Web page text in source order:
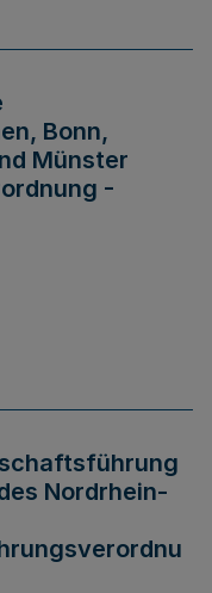
Bonn,
Münster
-
Nordrhein-